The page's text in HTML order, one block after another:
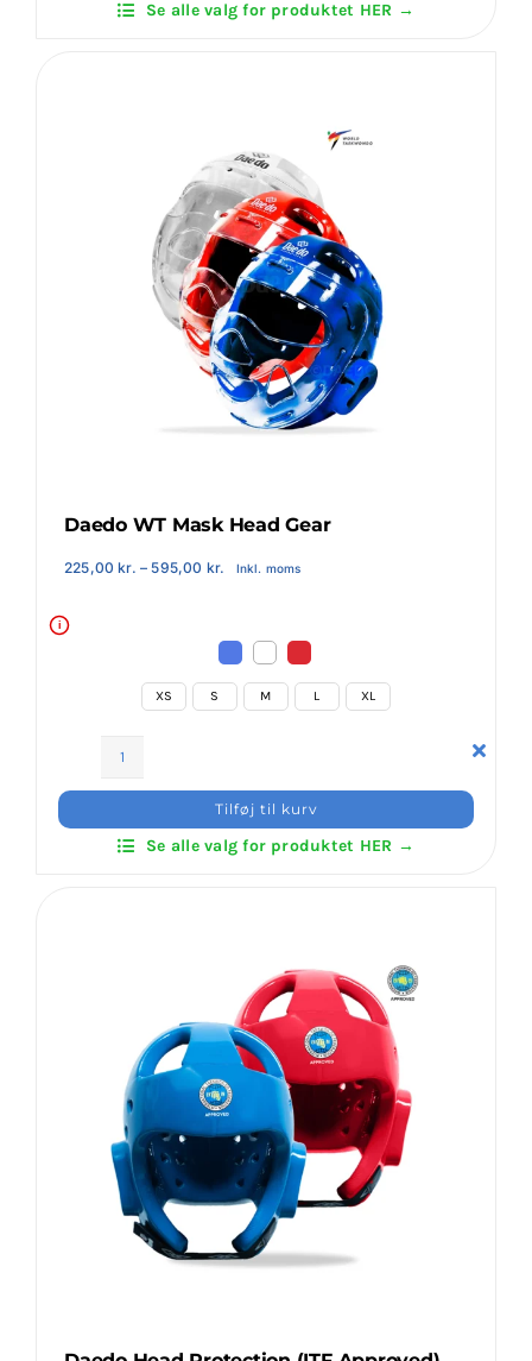
NewSe alle valg for produktet HER →
Daedo WT Mask Head Gear
225,00kr. – 595,00 kr. Prisinterval:
Inkl. moms
i
XS S M L XL
Mask
Head
Tilføj til kurv
Se alle valg for produktet HER →